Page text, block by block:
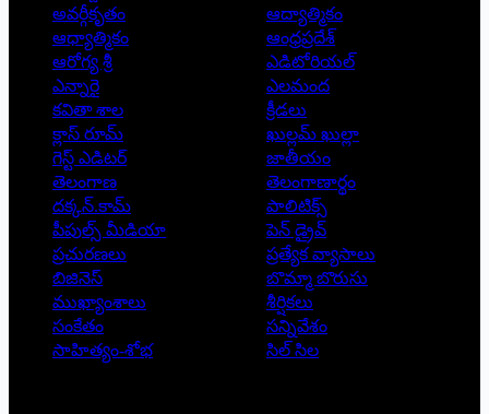
అవర్గీకృతం
ఆద్యాత్మికం
ఆధ్యాత్మికం
ఆంధ్రప్రదేశ్
ఆరోగ్య శ్రీ
ఎడిటోరియల్
ఎన్నారై
ఎలమంద
కవితా శాల
క్రీడలు
క్లాస్ రూమ్
ఖుల్లమ్ ఖుల్లా
గెస్ట్ ఎడిటర్
జాతీయం
తెలంగాణ
తెలంగాణార్థం
దక్కన్.కామ్
పాలిటిక్స్
పీపుల్స్ ‌మీడియా
పెన్ డ్రైవ్
ప్రచురణలు
ప్రత్యేక వ్యాసాలు
బిజినెస్
బొమ్మా బొరుసు
ముఖ్యాంశాలు
శీర్షికలు
సంకేతం
సన్నివేశం
సాహిత్యం-శోభ
సిల్ సిల